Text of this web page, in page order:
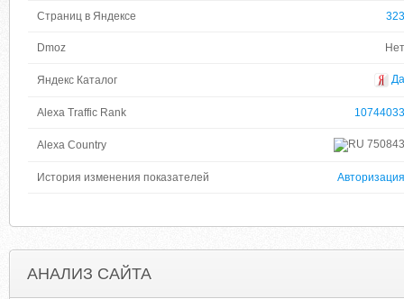
Страниц в Яндексе 323
Dmoz Нет
Яндекс Каталог Да
Alexa Traffic Rank 10744033
Alexa Country 750843
История изменения показателей Авторизация
АНАЛИЗ САЙТА